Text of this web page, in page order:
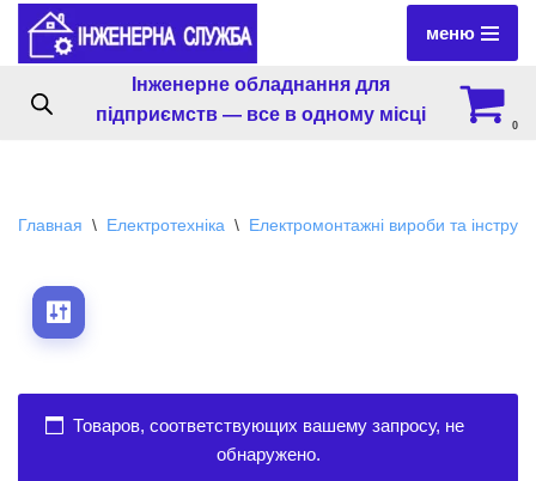
Перейти
содержимому
меню
Інженерне обладнання для
підприємств — все в одному місці
0
Главная \ Електротехніка \ Електромонтажні вироби та
Товаров, соответствующих вашему запросу, не
обнаружено.